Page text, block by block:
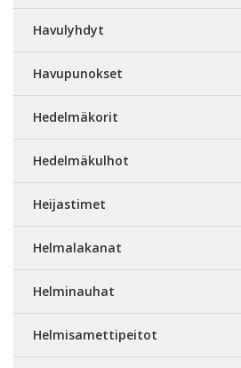
Havulyhdyt
Havupunokset
Hedelmäkorit
Hedelmäkulhot
Heijastimet
Helmalakanat
Helminauhat
Helmisamettipeitot